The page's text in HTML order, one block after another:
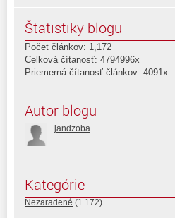
Štatistiky blogu
Počet článkov: 1,172
Celková čítanosť: 4794996x
Priemerná čítanosť článkov: 4091x
Autor blogu
jandzoba
Kategórie
Nezaradené (1 172)